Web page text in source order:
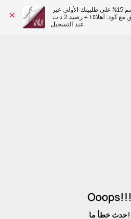
عند التسجيل
Ooops!!!
حدث خطأ ما!